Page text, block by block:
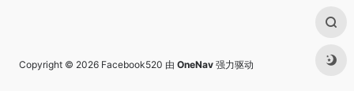
Copyright © 2026 Facebook520 由 OneNav 强力驱动